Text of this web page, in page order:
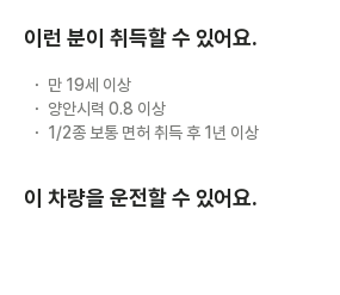
이런 분이 취득할 수 있어요.
만 19세 이상
양안시력 0.8 이상
1/2종 보통 면허 취득 후 1년 이상
이 차량을 운전할 수 있어요.